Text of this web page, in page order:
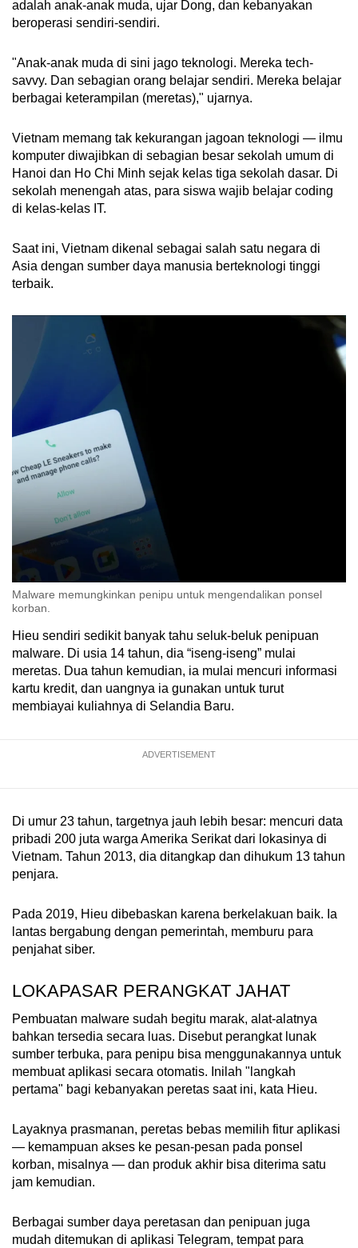
adalah anak-anak muda, ujar Dong, dan kebanyakan
beroperasi sendiri-sendiri.
"Anak-anak muda di sini jago teknologi. Mereka tech-
savvy. Dan sebagian orang belajar sendiri. Mereka belajar
berbagai keterampilan (meretas)," ujarnya.
Vietnam memang tak kekurangan jagoan teknologi — ilmu
komputer diwajibkan di sebagian besar sekolah umum di
Hanoi dan Ho Chi Minh sejak kelas tiga sekolah dasar. Di
sekolah menengah atas, para siswa wajib belajar coding
di kelas-kelas IT.
Saat ini, Vietnam dikenal sebagai salah satu negara di
Asia dengan sumber daya manusia berteknologi tinggi
terbaik.
Malware memungkinkan penipu untuk mengendalikan ponsel
korban.
Hieu sendiri sedikit banyak tahu seluk-beluk penipuan
malware. Di usia 14 tahun, dia “iseng-iseng” mulai
meretas. Dua tahun kemudian, ia mulai mencuri informasi
kartu kredit, dan uangnya ia gunakan untuk turut
membiayai kuliahnya di Selandia Baru.
ADVERTISEMENT
Di umur 23 tahun, targetnya jauh lebih besar: mencuri data
pribadi 200 juta warga Amerika Serikat dari lokasinya di
Vietnam. Tahun 2013, dia ditangkap dan dihukum 13 tahun
penjara.
Pada 2019, Hieu dibebaskan karena berkelakuan baik. Ia
lantas bergabung dengan pemerintah, memburu para
penjahat siber.
LOKAPASAR PERANGKAT JAHAT
Pembuatan malware sudah begitu marak, alat-alatnya
bahkan tersedia secara luas. Disebut perangkat lunak
sumber terbuka, para penipu bisa menggunakannya untuk
membuat aplikasi secara otomatis. Inilah "langkah
pertama" bagi kebanyakan peretas saat ini, kata Hieu.
Layaknya prasmanan, peretas bebas memilih fitur aplikasi
— kemampuan akses ke pesan-pesan pada ponsel
korban, misalnya — dan produk akhir bisa diterima satu
jam kemudian.
Berbagai sumber daya peretasan dan penipuan juga
mudah ditemukan di aplikasi Telegram, tempat para